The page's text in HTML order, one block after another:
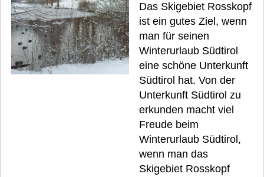
Das Skigebiet Rosskopf
ist ein gutes Ziel, wenn
man für seinen
Winterurlaub Südtirol
eine schöne Unterkunft
Südtirol hat. Von der
Unterkunft Südtirol zu
erkunden macht viel
Freude beim
Winterurlaub Südtirol,
wenn man das
Skigebiet Rosskopf